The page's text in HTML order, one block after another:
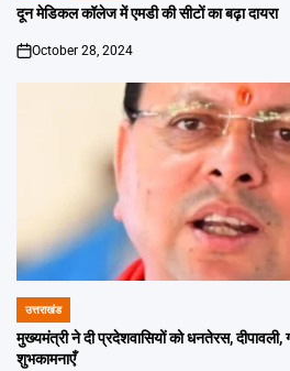
IN
दून मेडिकल कॉलेज में एमडी की सीटों का बढ़ा दायरा
on
October 28, 2024
POSTED
IN
उत्तराखंड
मुख्यमंत्री ने दी प्रदेशवासियों को धनतेरस, दीपावली,
शुभकामनाएँ